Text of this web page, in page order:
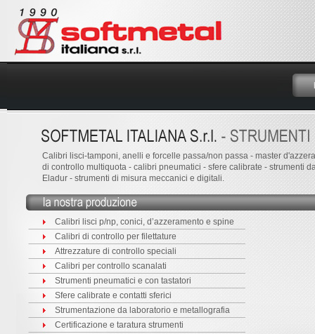
Calibri lisci-tamponi, anelli e forcelle passa/non passa - master
di controllo multiquota - calibri pneumatici - sfere calibrate - strumenti
Eladur - strumenti di misura meccanici e digitali.
Calibri lisci p/np, conici, d’azzeramento e spine
Calibri di controllo per filettature
Attrezzature di controllo speciali
Calibri per controllo scanalati
Strumenti pneumatici e con tastatori
Sfere calibrate e contatti sferici
Strumentazione da laboratorio e metallografia
Certificazione e taratura strumenti